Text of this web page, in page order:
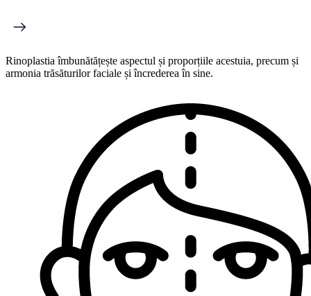
Rinoplastia îmbunătățește aspectul și proporțiile acestuia, precum și
armonia trăsăturilor faciale și încrederea în sine.